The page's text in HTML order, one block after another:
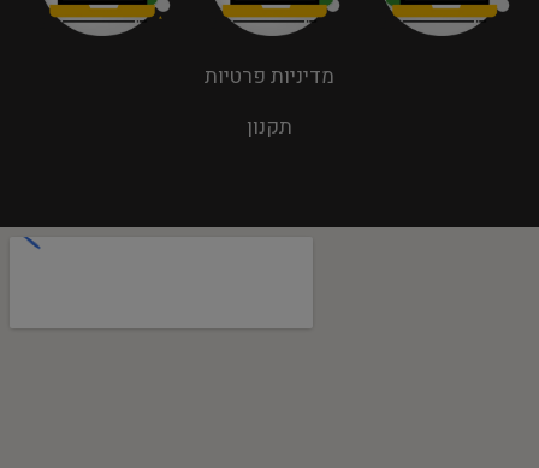
מדיניות פרטיות
תקנון